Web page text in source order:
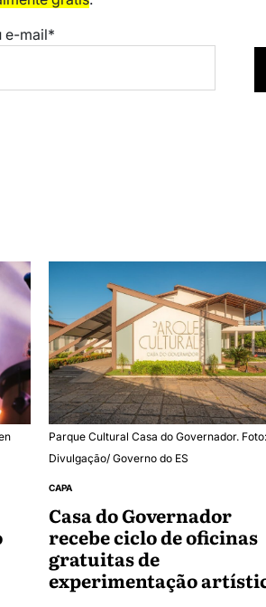
e-mail*
Parque Cultural Casa do Governador. Foto:
Divulgação/ Governo do ES
CAPA
Casa do Governador
recebe ciclo de oficinas
gratuitas de
experimentação